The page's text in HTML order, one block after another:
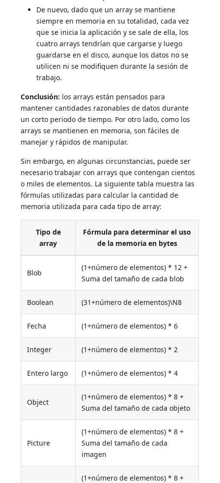
De nuevo, dado que un array se mantiene
siempre en memoria en su totalidad, cada vez
que se inicia la aplicación y se sale de ella, los
cuatro arrays tendrían que cargarse y luego
guardarse en el disco, aunque los datos no se
utilicen ni se modifiquen durante la sesión de
trabajo.
Conclusión: los arrays están pensados para
mantener cantidades razonables de datos durante
un corto periodo de tiempo. Por otro lado, como los
arrays se mantienen en memoria, son fáciles de
manejar y rápidos de manipular.
Sin embargo, en algunas circunstancias, puede ser
necesario trabajar con arrays que contengan cientos
o miles de elementos. La siguiente tabla muestra las
fórmulas utilizadas para calcular la cantidad de
memoria utilizada para cada tipo de array:
Tipo de
array
Fórmula para determinar el uso
de la memoria en bytes
Blob
(1+número de elementos) * 12 +
Suma del tamaño de cada blob
Boolean (31+número de elementos)\N8
Fecha (1+número de elementos) * 6
Integer (1+número de elementos) * 2
Entero largo (1+número de elementos) * 4
Object
(1+número de elementos) * 8 +
Suma del tamaño de cada objeto
Picture
(1+número de elementos) * 8 +
Suma del tamaño de cada
imagen
(1+número de elementos) * 8 +